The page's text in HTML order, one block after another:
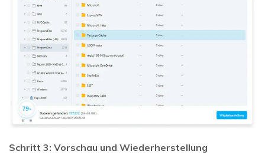
Schritt 3: Vorschau und Wiederherstellung